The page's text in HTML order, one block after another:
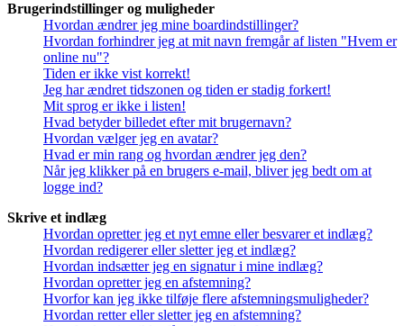
Brugerindstillinger og muligheder
Hvordan ændrer jeg mine boardindstillinger?
Hvordan forhindrer jeg at mit navn fremgår af listen "Hvem er
online nu"?
Tiden er ikke vist korrekt!
Jeg har ændret tidszonen og tiden er stadig forkert!
Mit sprog er ikke i listen!
Hvad betyder billedet efter mit brugernavn?
Hvordan vælger jeg en avatar?
Hvad er min rang og hvordan ændrer jeg den?
Når jeg klikker på en brugers e-mail, bliver jeg bedt om at
logge ind?
Skrive et indlæg
Hvordan opretter jeg et nyt emne eller besvarer et indlæg?
Hvordan redigerer eller sletter jeg et indlæg?
Hvordan indsætter jeg en signatur i mine indlæg?
Hvordan opretter jeg en afstemning?
Hvorfor kan jeg ikke tilføje flere afstemningsmuligheder?
Hvordan retter eller sletter jeg en afstemning?